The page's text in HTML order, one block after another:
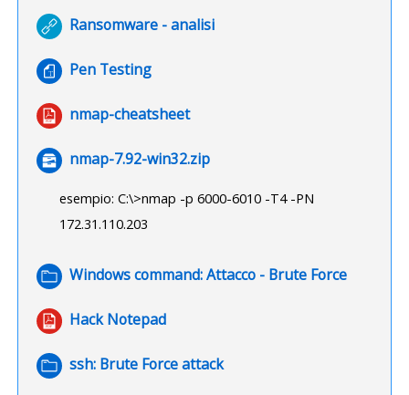
Ransomware - analisi
URL
Pen Testing
File
nmap-cheatsheet
File
nmap-7.92-win32.zip
File
esempio: C:\>nmap -p 6000-6010 -T4 -PN
172.31.110.203
Windows command: Attacco - Brute Force
Cartella
Hack Notepad
File
ssh: Brute Force attack
Cartella